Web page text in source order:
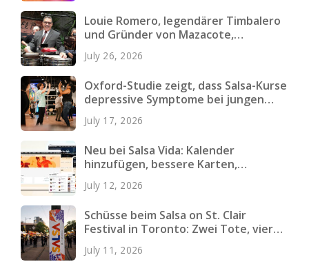
Louie Romero, legendärer Timbalero
und Gründer von Mazacote,
verstorben
July 26, 2026
Oxford-Studie zeigt, dass Salsa-Kurse
depressive Symptome bei jungen
Erwachsenen verringern
July 17, 2026
Neu bei Salsa Vida: Kalender
hinzufügen, bessere Karten,
schnellere Seiten und mehr
July 12, 2026
Schüsse beim Salsa on St. Clair
Festival in Toronto: Zwei Tote, vier
Verletzte
July 11, 2026